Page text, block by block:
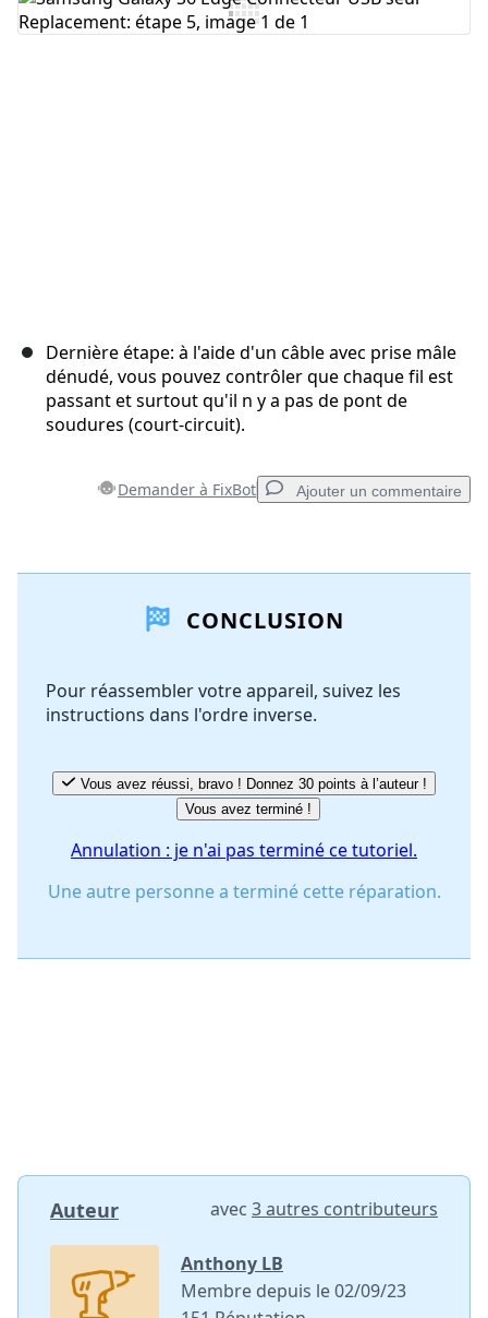
Ajouter un commentaire
Dernière étape: à l'aide d'un câble avec prise mâle
dénudé, vous pouvez contrôler que chaque fil est
passant et surtout qu'il n y a pas de pont de
soudures (court-circuit).
Demander à FixBot Ajouter un commentaire
Ajouter un commentaire
Annuler Publier un commentaire
CONCLUSION
Pour réassembler votre appareil, suivez les
instructions dans l'ordre inverse.
Vous avez réussi, bravo ! Donnez 30 points à l’auteur !
Vous avez terminé !
Annulation : je n'ai pas terminé ce tutoriel.
Une autre personne a terminé cette réparation.
Auteur avec 3 autres contributeurs
Anthony LB
Membre depuis le 02/09/23